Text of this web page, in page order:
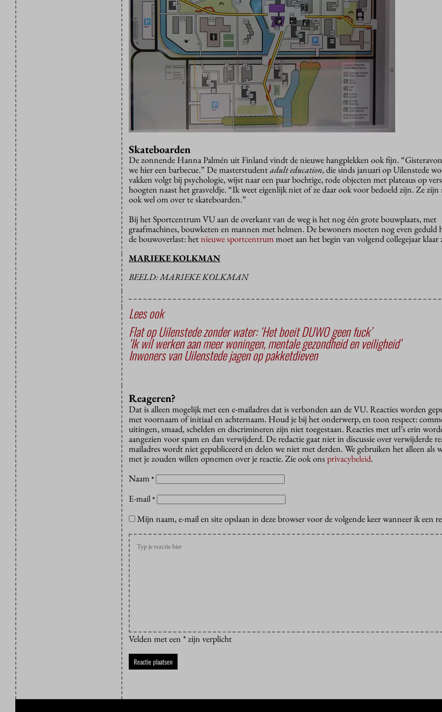
Skateboarden
De zonnende Hanna Palmén uit Finland vindt de nieuwe hangplekken ook fijn.
we hier een barbecue.” De masterstudentadult education, die sinds januari op Uilenstede
vakken volgt bij psychologie, wijst naar een paar bochtige, rode objecten met plateaus op
hoogten naast het grasveldje. “Ik weet eigenlijk niet of ze daar ook voor bedoeld zijn. Ze zijn
ook wel om over te skateboarden.”
Bij het Sportcentrum VU aan de overkant van de weg is het nog één grote bouwplaats, met
graafmachines, bouwketen en mannen met helmen. De bewoners moeten nog even geduld
de bouwoverlast: hetnieuwe sportcentrummoet aan het begin van volgend collegejaar klaar
MARIEKE KOLKMAN
BEELD: MARIEKE KOLKMAN
Lees ook
Flat op Uilenstede zonder water: ‘Het boeit DUWO geen fuck’
‘Ik wil werken aan meer woningen, mentale gezondheid en veiligheid’
Inwoners van Uilenstede jagen op pakketdieven
Reageren?
Dat is alleen mogelijk met een e-mailadres dat is verbonden aan de VU. Reacties worden
met voornaam of initiaal en achternaam. Houd je bij het onderwerp, en toon respect:
uitingen, smaad, schelden en discrimineren zijn niet toegestaan. Reacties met url’s erin
aangezien voor spam en dan verwijderd. De redactie gaat niet in discussie over verwijderde
mailadres wordt niet gepubliceerd en delen we niet met derden. We gebruiken het alleen als
met je zouden willen opnemen over je reactie. Zie ook onsprivacybeleid.
Naam *
E-mail *
Mijn naam, e-mail en site opslaan in deze browser voor de volgende keer wanneer ik een
Velden met een * zijn verplicht